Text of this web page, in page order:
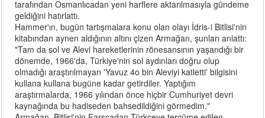
tarafından Osmanlıcadan yeni harflere aktarılmasıyla gündeme
geldiğini hatırlattı.
Hammer'ın, bugün tartışmalara konu olan olayı İdris-i Bitlisi'nin
kitabından aynen aldığının altını çizen Armağan, şunları anlattı:
"Tam da sol ve Alevi hareketlerinin rönesansının yaşandığı bir
dönemde, 1966'da, Türkiye'nin sol aydınları doğru olup
olmadığı araştırılmayan 'Yavuz 4o bin Aleviyi katletti' bilgisini
kullana kullana bugüne kadar getirdiler. Yaptığım
araştırmalarda, 1966 yılından önce hiçbir Cumhuriyet devri
kaynağında bu hadiseden bahsedildiğini görmedim."